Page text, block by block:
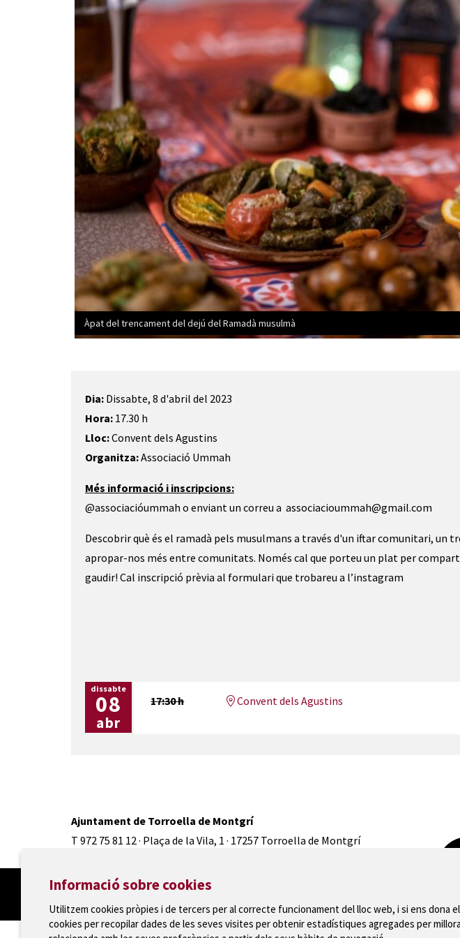
Àpat del trencament del dejú del Ramadà musulmà
Dia: Dissabte, 8 d'abril del 2023
Hora: 17.30 h
Lloc:Convent dels Agustins
Organitza:Associació Ummah
Més informació i inscripcions:
@associacióummah o enviant un correu a associacioummah@gmail.com
Descobrir què és el ramadà pels musulmans a través d'un iftar comunitari, un
apropar-nos més entre comunitats. Només cal que porteu un plat per
gaudir! Cal inscripció prèvia al formulari que trobareu a l’instagram
dissabte
08
abr
17:30 h Convent dels Agustins
Ajuntament de Torroella de Montgrí
T 972 75 81 12 · Plaça de la Vila, 1 · 17257 Torroella de Montgrí
Informació sobre cookies
Utilitzem cookies pròpies i de tercers per al correcte funcionament del lloc web, i si ens dona
cookies per recopilar dades de les seves visites per obtenir estadístiques agregades per